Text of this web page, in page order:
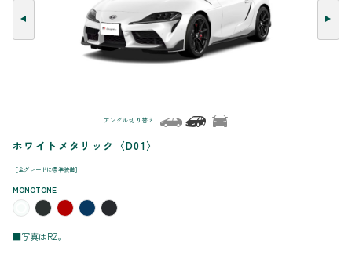
ホワイトメタリック〈D01〉
［全グレードに標準装備］
アングル切り替え
MONOTONE
■写真はRZ。